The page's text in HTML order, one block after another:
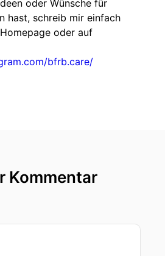
oder Wünsche für
hast, schreib mir einfach
oder auf
bfrb.care/
Kommentar